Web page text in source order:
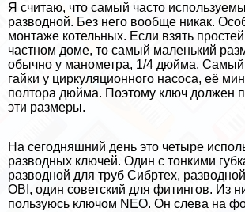
Я считаю, что самый часто
разводной. Без него вообще никак.
монтаже котельных. Если взять
частном доме, то самый маленький
обычно у манометра, 1/4 дюйма.
гайки у циркуляционного насоса, её
полтора дюйма. Поэтому ключ должен
эти размеры.
На сегодняшний день это четыре
разводных ключей. Один с тонкими
разводной для труб Сибртех,
OBI, один советский для фитингов. Из
пользуюсь ключом NEO. Он слева на